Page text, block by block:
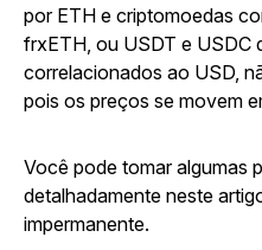
por ETH e criptomoedas
frxETH, ou USDT e USDC
correlacionados ao USD,
pois os preços se movem
Você pode tomar algumas
detalhadamente neste
impermanente.